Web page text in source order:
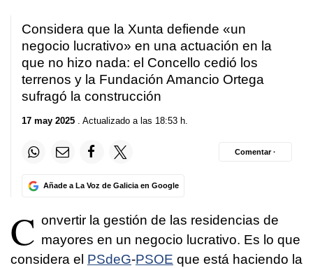
Considera que la Xunta defiende «un
negocio lucrativo» en una actuación en la
que no hizo nada: el Concello cedió los
terrenos y la Fundación Amancio Ortega
sufragó la construcción
17 may 2025 . Actualizado a las 18:53 h.
Añade a La Voz de Galicia en Google
Comentar ·
C onvertir la gestión de las residencias de
mayores en un negocio lucrativo. Es lo que
considera el PSdeG-PSOE que está haciendo la